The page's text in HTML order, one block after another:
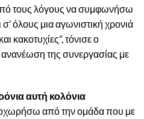
τους λόγους να συμφωνήσω
όλους μια αγωνιστική χρονιά
κακοτυχίες”, τόνισε ο
ανανέωση της συνεργασίας με
αυτή κολόνια
από την ομάδα που με